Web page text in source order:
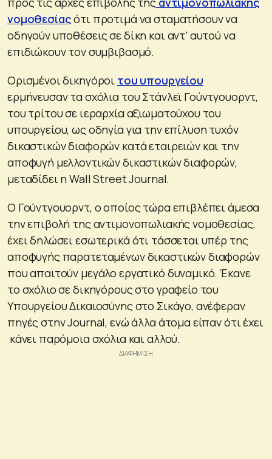
νομοθεσίαςότι προτιμά να σταματήσουν να
οδηγούν υποθέσεις σε δίκη και αντ’ αυτού να
επιδιώκουν τον συμβιβασμό.
Ορισμένοι δικηγόροι του υπουργείου
ερμήνευσαν τα σχόλια του Στάνλεϊ Γούντγουορντ,
του τρίτου σε ιεραρχία αξιωματούχου του
υπουργείου, ως οδηγία για την επίλυση τυχόν
δικαστικών διαφορών κατά εταιρειών και την
αποφυγή μελλοντικών δικαστικών διαφορών,
μεταδίδει η Wall Street Journal.
Ο Γούντγουορντ, ο οποίος τώρα επιβλέπει άμεσα
την επιβολή της αντιμονοπωλιακής νομοθεσίας,
έχει δηλώσει εσωτερικά ότι τάσσεται υπέρ της
αποφυγής παρατεταμένων δικαστικών διαφορών
που απαιτούν μεγάλο εργατικό δυναμικό. Έκανε
το σχόλιο σε δικηγόρους στο γραφείο του
Υπουργείου Δικαιοσύνης στο Σικάγο, ανέφεραν
πηγές στην Journal, ενώ άλλα άτομα είπαν ότι έχει
κάνει παρόμοια σχόλια και αλλού.